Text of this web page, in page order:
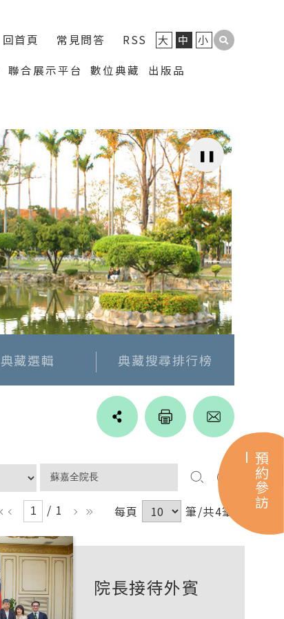
回首頁 常見問答 RSS 大 中 小
聯合展示平台 數位典藏
出版品
典藏選輯 典藏搜尋排行榜
Line
blogger
/ 1 每頁 筆/共4筆
院長接待外賓
預約參訪